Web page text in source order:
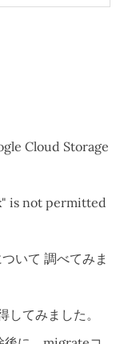
Cloud Storage
is not permitted
いて 調べてみま
てみました。